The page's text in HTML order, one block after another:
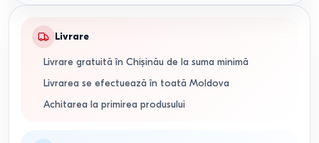
Livrare
Livrare gratuită în Chișinău de la suma minimă
Livrarea se efectuează în toată Moldova
Achitarea la primirea produsului